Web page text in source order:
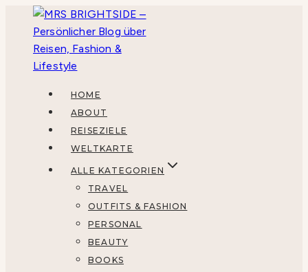
springen
HOME
ABOUT
REISEZIELE
WELTKARTE
ALLE KATEGORIEN
TRAVEL
OUTFITS & FASHION
PERSONAL
BEAUTY
BOOKS